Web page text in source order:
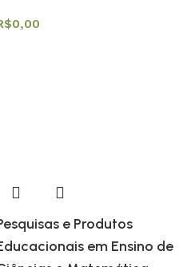
0,00
e Produtos
em Ensino de